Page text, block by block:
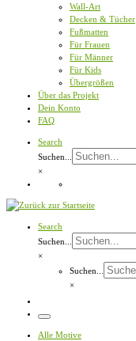
Wall-Art
Decken & Tücher
Fußmatten
Für Frauen
Für Männer
Für Kids
Übergrößen
Über das Projekt
Dein Konto
FAQ
Search
Suchen...
×
Search
Suchen...
×
Suchen...
×
Menü
Alle Motive